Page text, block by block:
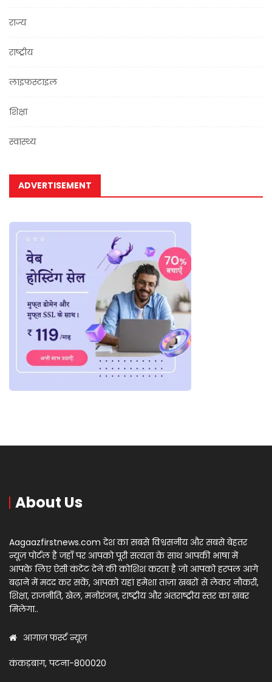
राज्य
राष्ट्रीय
लाइफस्टाइल
शिक्षा
स्वास्थ्य
ADVERTISEMENT
About Us
Aagaazfirstnews.com देश का सबसे विश्वसनीय और सबसे बेहतर
न्यूज़ पोर्टल है जहाँ पर आपको पूरी सत्यता के साथ आपकी भाषा में
आपके लिए ऐसी कंटेंट देने की कोशिश करता है जो आपको हरपल आगे
बढ़ाने में मदद कर सकें, आपको यहां हमेशा ताज़ा खबरों से लेकर नौकरी,
शिक्षा, राजनीति, खेल, मनोरंजन, राष्ट्रीय और अंतराष्ट्रीय स्तर का खबर
मिलेगा..
आगाज़ फर्स्ट न्यूज़
कंकड़बाग, पटना-800020